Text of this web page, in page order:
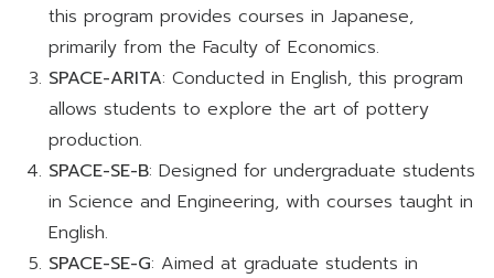
this program provides courses in Japanese,
primarily from the Faculty of Economics.
SPACE-ARITA: Conducted in English, this program
allows students to explore the art of pottery
production.
SPACE-SE-B: Designed for undergraduate students
in Science and Engineering, with courses taught in
English.
SPACE-SE-G: Aimed at graduate students in